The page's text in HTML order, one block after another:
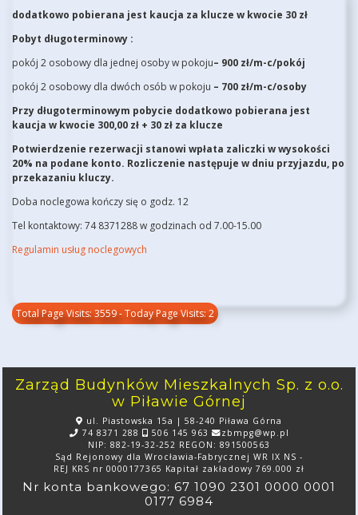
dodatkowo pobierana jest kaucja za klucze w kwocie 30 zł
Pobyt długoterminowy :
pokój 2 osobowy dla jednej osoby w pokoju– 900 zł/m-c/pokój
pokój 2 osobowy dla dwóch osób w pokoju – 700 zł/m-c/osoby
Przy długoterminowym pobycie dodatkowo pobierana jest
kaucja w kwocie 300,00 zł + 30 zł za klucze
Potwierdzenie rezerwacji stanowi wpłata zaliczki w wysokości
20% na podane konto. Rozliczenie następuje w dniu przyjazdu, po
przekazaniu kluczy.
Doba noclegowa kończy się o godz. 12
Tel kontaktowy: 74 8371288 w godzinach od 7.00-15.00
Regulamin usług noclegowych
Total Page Visits: 3559 - Today Page Visits: 2
Zarząd Budynków Mieszkalnych Sp. z o.o.
w Piławie Górnej
ul. Piastowska 15a | 58-240 Piława Górna
74 8371 288
506 145 963
zbmpg@wp.pl
NIP: 882-19-32-252 REGON: 891500563
Sąd Rejonowy dla Wrocławia-Fabrycznej WR IX NS -
REJ KRS nr 0000177365 Kapitał zakładowy 769.000 zł
Nr konta bankowego: 67 1090 2301 0000 0001
0177 6984